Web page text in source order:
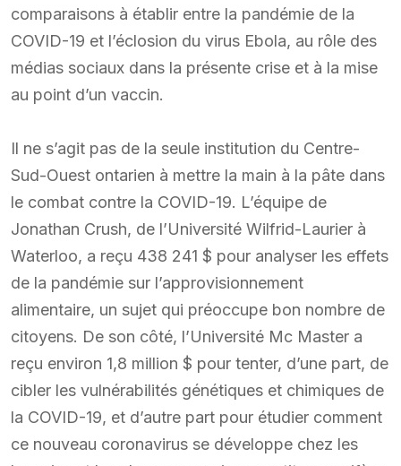
comparaisons à établir entre la pandémie de la
COVID-19 et l’éclosion du virus Ebola, au rôle des
médias sociaux dans la présente crise et à la mise
au point d’un vaccin.
Il ne s’agit pas de la seule institution du Centre-
Sud-Ouest ontarien à mettre la main à la pâte dans
le combat contre la COVID-19. L’équipe de
Jonathan Crush, de l’Université Wilfrid-Laurier à
Waterloo, a reçu 438 241 $ pour analyser les effets
de la pandémie sur l’approvisionnement
alimentaire, un sujet qui préoccupe bon nombre de
citoyens. De son côté, l’Université Mc Master a
reçu environ 1,8 million $ pour tenter, d’une part, de
cibler les vulnérabilités génétiques et chimiques de
la COVID-19, et d’autre part pour étudier comment
ce nouveau coronavirus se développe chez les